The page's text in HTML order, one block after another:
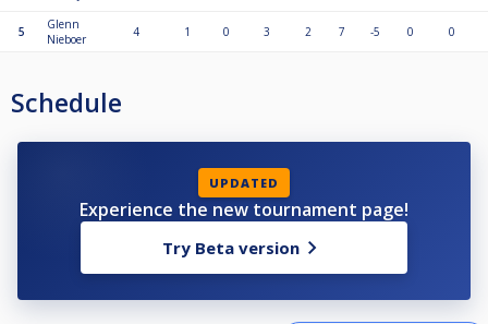
5
Glenn
Nieboer
4 1 0 3 2 7 -5 0 0
Schedule
UPDATED
Experience the new tournament page!
Try Beta version